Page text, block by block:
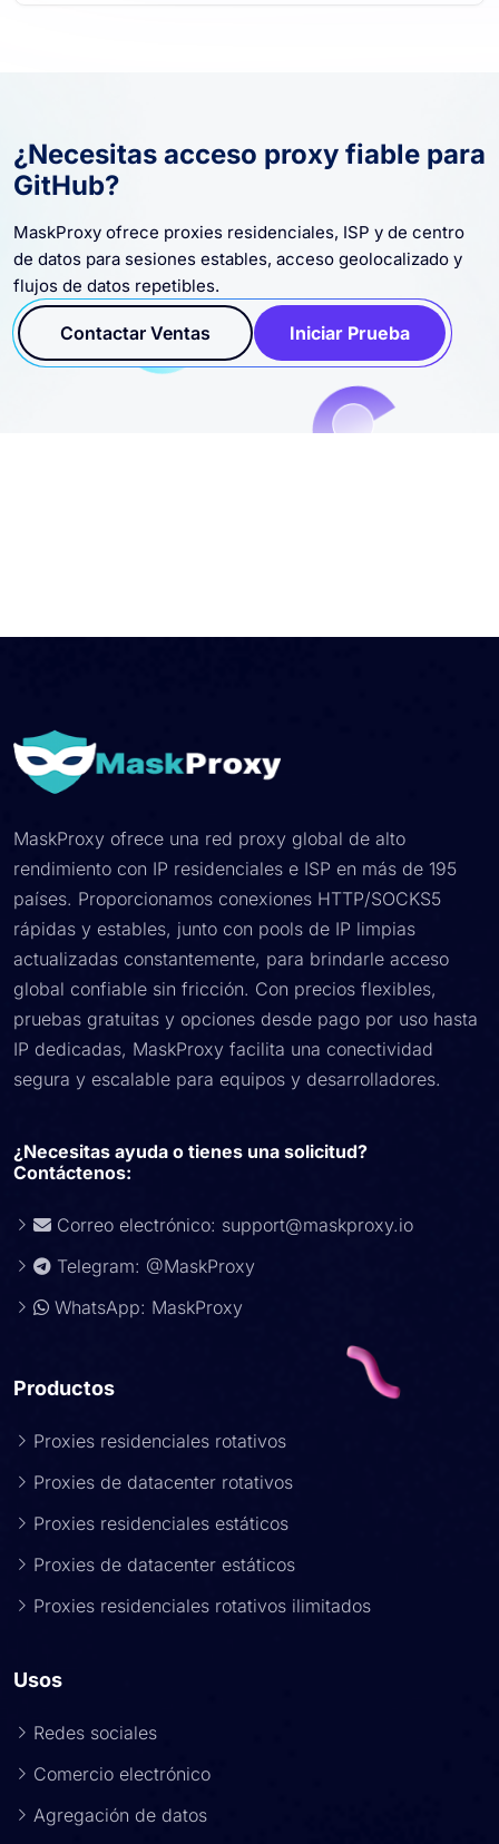
¿Necesitas acceso proxy fiable para
GitHub?
MaskProxy ofrece proxies residenciales, ISP y de centro
de datos para sesiones estables, acceso geolocalizado y
flujos de datos repetibles.
Contactar Ventas Iniciar Prueba
MaskProxy ofrece una red proxy global de alto
rendimiento con IP residenciales e ISP en más de 195
países. Proporcionamos conexiones HTTP/SOCKS5
rápidas y estables, junto con pools de IP limpias
actualizadas constantemente, para brindarle acceso
global confiable sin fricción. Con precios flexibles,
pruebas gratuitas y opciones desde pago por uso hasta
IP dedicadas, MaskProxy facilita una conectividad
segura y escalable para equipos y desarrolladores.
¿Necesitas ayuda o tienes una solicitud?
Contáctenos:
Correo electrónico: support@maskproxy.io
Telegram: @MaskProxy
WhatsApp: MaskProxy
Productos
Proxies residenciales rotativos
Proxies de datacenter rotativos
Proxies residenciales estáticos
Proxies de datacenter estáticos
Proxies residenciales rotativos ilimitados
Usos
Redes sociales
Comercio electrónico
Agregación de datos